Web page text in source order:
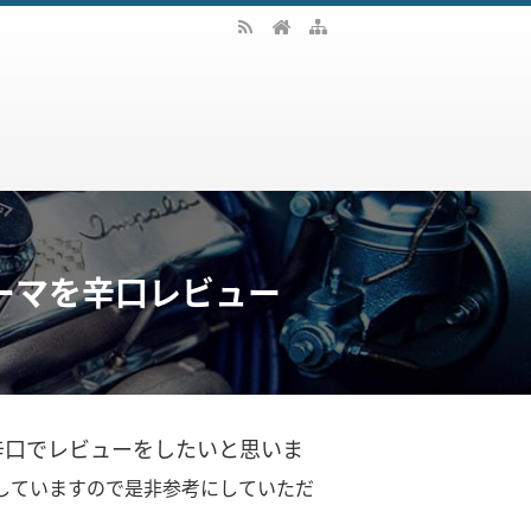
を辛口レビュー
でレビューをしたいと思いま
ていますので是非参考にしていただ